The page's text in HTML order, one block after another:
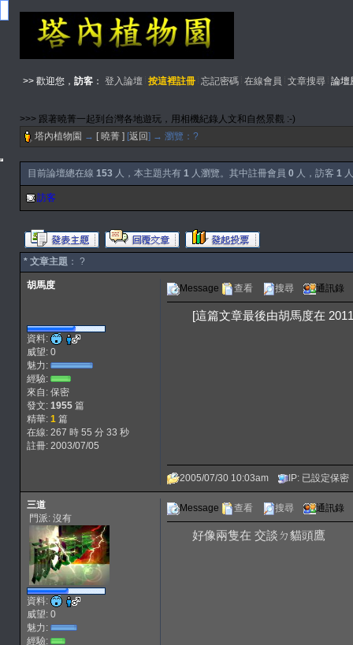
>> 歡迎您， 訪客： 登入論壇 按這裡註冊 忘記密碼 在線會員 文章搜尋 論壇
>>> 跟著曉菁一起到台灣各地遊玩，用相機紀錄人文和自然景觀 :-)
塔內植物園 → [ 曉菁 ] [返回] → 瀏覽：?
目前論壇總在線 153 人，本主題共有 1人瀏覽。其中註冊會員 0 人，訪客 1
訪客
* 文章主題 ： ?
胡馬度
資料:
威望: 0
魅力:
經驗:
來自: 保密
發文: 1955篇
精華: 1篇
在線: 267 時 55 分 33 秒
註冊: 2003/07/05
Message 查看 搜尋 通訊錄
[這篇文章最後由胡馬度在
2005/07/30 10:03am IP: 已設定保密
三道
門派: 沒有
資料:
威望: 0
魅力:
經驗:
Message 查看 搜尋 通訊錄
好像兩隻在 交談ㄉ貓頭鷹